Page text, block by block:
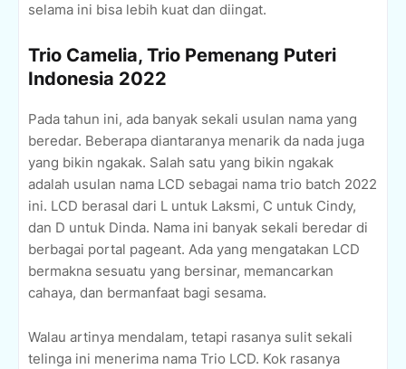
selama ini bisa lebih kuat dan diingat.
Trio Camelia, Trio Pemenang Puteri
Indonesia 2022
Pada tahun ini, ada banyak sekali usulan nama yang
beredar. Beberapa diantaranya menarik da nada juga
yang bikin ngakak. Salah satu yang bikin ngakak
adalah usulan nama LCD sebagai nama trio batch 2022
ini. LCD berasal dari L untuk Laksmi, C untuk Cindy,
dan D untuk Dinda. Nama ini banyak sekali beredar di
berbagai portal pageant. Ada yang mengatakan LCD
bermakna sesuatu yang bersinar, memancarkan
cahaya, dan bermanfaat bagi sesama.
Walau artinya mendalam, tetapi rasanya sulit sekali
telinga ini menerima nama Trio LCD. Kok rasanya